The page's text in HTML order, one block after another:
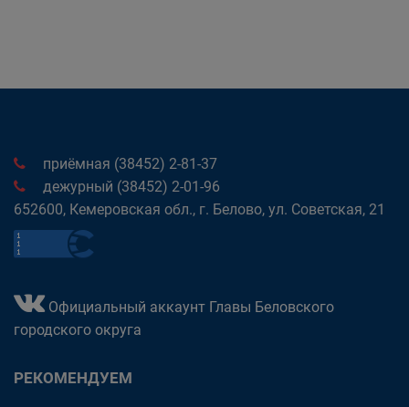
приёмная (38452) 2-81-37
дежурный (38452) 2-01-96
652600, Кемеровская обл., г. Белово, ул. Советская, 21
Официальный аккаунт Главы Беловского
городского округа
РЕКОМЕНДУЕМ